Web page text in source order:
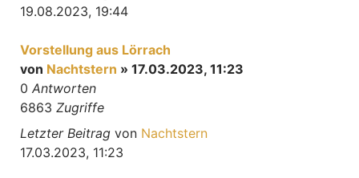
19.08.2023, 19:44
Vorstellung aus Lörrach
von Nachtstern » 17.03.2023, 11:23
0 Antworten
6863 Zugriffe
Letzter Beitrag von Nachtstern
17.03.2023, 11:23